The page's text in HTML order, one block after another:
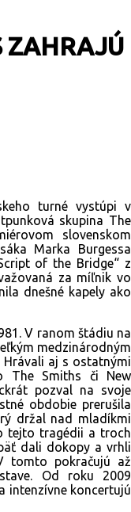
ZAHRAJÚ
turné vystúpi v
skupina The
slovenskom
Marka Burgessa
of the Bridge“ z
za míľnik vo
dnešné kapely ako
V ranom štádiu na
medzinárodným
Hrávali aj s ostatnými
The Smiths či New
pozval na svoje
obdobie prerušila
držal nad mladíkmi
tejto tragédii a troch
dali dokopy a vrhli
tomto pokračujú až
Od roku 2009
intenzívne koncertujú